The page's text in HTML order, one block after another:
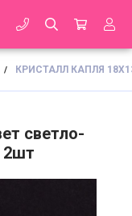
/ КРИСТАЛЛ КАПЛЯ
светло-
2шт